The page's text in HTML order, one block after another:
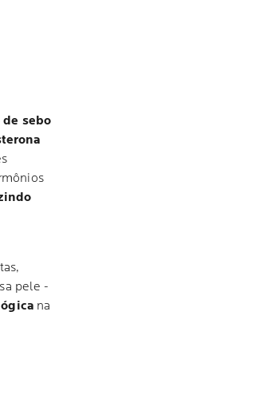
de sebo
pele -
na